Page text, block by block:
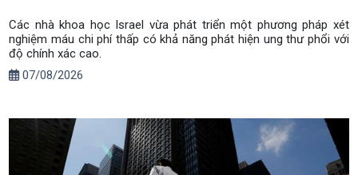
Các nhà khoa học Israel vừa phát triển một phương pháp xét
nghiệm máu chi phí thấp có khả năng phát hiện ung thư phổi với
độ chính xác cao.
07/08/2026